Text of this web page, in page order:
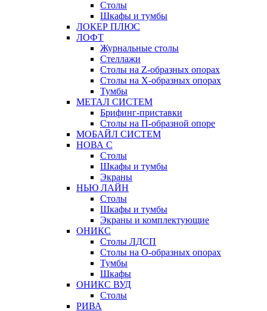
Столы
Шкафы и тумбы
ЛОКЕР ПЛЮС
ЛОФТ
Журнальные столы
Стеллажи
Столы на Z-образных опорах
Столы на Х-образных опорах
Тумбы
МЕТАЛ СИСТЕМ
Брифинг-приставки
Столы на П-образной опоре
МОБАЙЛ СИСТЕМ
НОВА С
Столы
Шкафы и тумбы
Экраны
НЬЮ ЛАЙН
Столы
Шкафы и тумбы
Экраны и комплектующие
ОНИКС
Столы ЛДСП
Столы на О-образных опорах
Тумбы
Шкафы
ОНИКС ВУД
Столы
РИВА